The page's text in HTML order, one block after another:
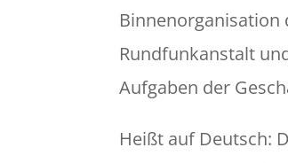
Rundfunkanstalt
Aufgaben der
Heißt auf Deutsch: